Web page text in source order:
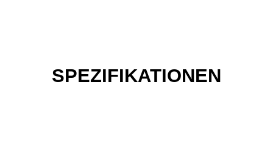
SPEZIFIKATIONEN